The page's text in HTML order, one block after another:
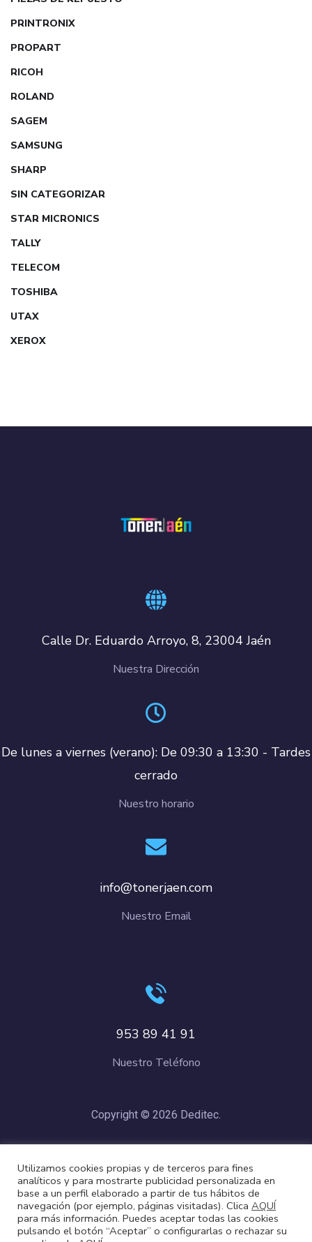
PRINTRONIX
PROPART
RICOH
ROLAND
SAGEM
SAMSUNG
SHARP
SIN CATEGORIZAR
STAR MICRONICS
TALLY
TELECOM
TOSHIBA
UTAX
XEROX
Calle Dr. Eduardo Arroyo, 8, 23004 Jaén
Nuestra Dirección
De lunes a viernes (verano): De 09:30 a 13:30 - Tardes
cerrado
Nuestro horario
info@tonerjaen.com
Nuestro Email
953 89 41 91
Nuestro Teléfono
Copyright © 2026 Deditec.
Cookies
Utilizamos cookies propias y de terceros para fines
analíticos y para mostrarte publicidad personalizada en
base a un perfil elaborado a partir de tus hábitos de
navegación (por ejemplo, páginas visitadas). Clica AQUÍ
para más información. Puedes aceptar todas las cookies
pulsando el botón “Aceptar” o configurarlas o rechazar su